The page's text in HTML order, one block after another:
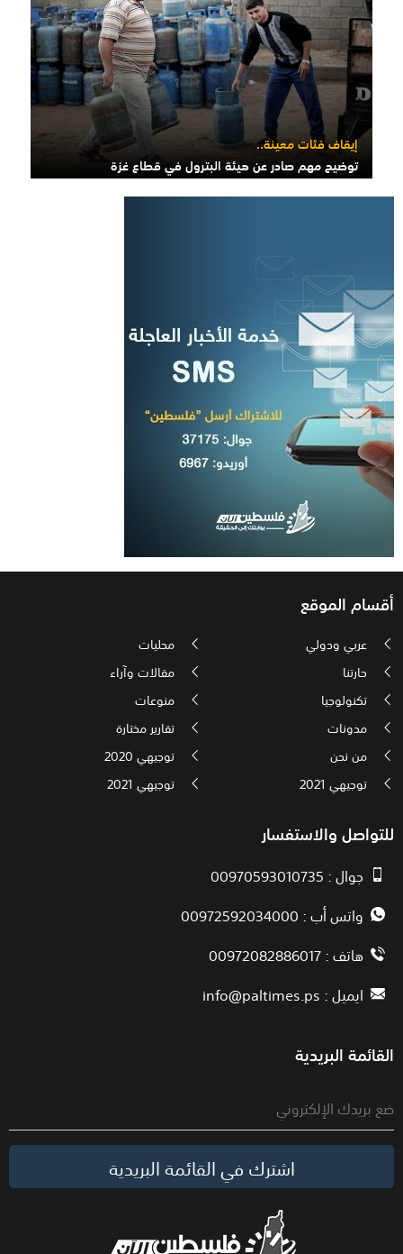
إيقاف فئات معينة..
توضيح مهم صادر عن هيئة البترول في قطاع غزة
أقسام الموقع
عربي ودولي
محليات
حارتنا
مقالات وآراء
تكنولوجيا
منوعات
مدونات
تقارير مختارة
من نحن
توجيهي 2020
توجيهي 2021
توجيهي 2021
للتواصل والاستفسار
جوال : 00970593010735
واتس أب : 00972592034000
هاتف : 00972082886017
ايميل :info@paltimes.ps
القائمة البريدية
اشترك في القائمة البريدية